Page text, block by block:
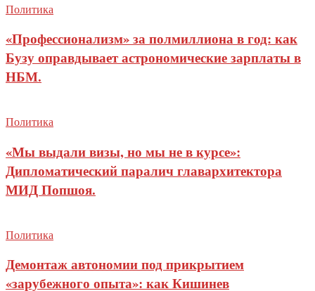
Политика
«Профессионализм» за полмиллиона в год: как
Бузу оправдывает астрономические зарплаты в
НБМ.
Политика
«Мы выдали визы, но мы не в курсе»:
Дипломатический паралич главархитектора
МИД Попшоя.
Политика
Демонтаж автономии под прикрытием
«зарубежного опыта»: как Кишинев